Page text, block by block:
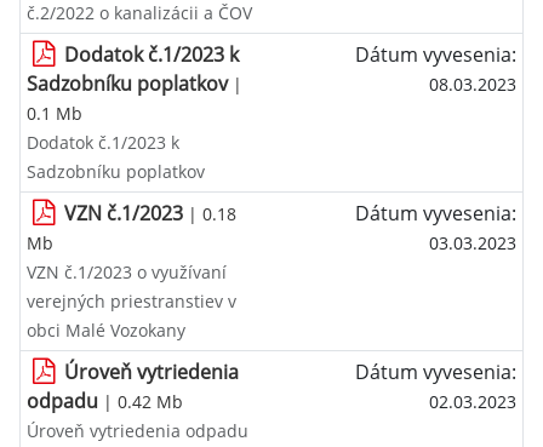
č.2/2022 o kanalizácii a ČOV
Dodatok č.1/2023 k
Sadzobníku poplatkov|
0.1 Mb
Dátum vyvesenia:
08.03.2023
Dodatok č.1/2023 k
Sadzobníku poplatkov
VZN č.1/2023 | 0.18
Mb
Dátum vyvesenia:
03.03.2023
VZN č.1/2023 o využívaní
verejných priestranstiev v
obci Malé Vozokany
Úroveň vytriedenia
odpadu | 0.42 Mb
Dátum vyvesenia:
02.03.2023
Úroveň vytriedenia odpadu